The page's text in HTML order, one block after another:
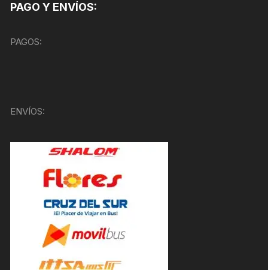
PAGO Y ENVÍOS:
PAGOS:
ENVÍOS: